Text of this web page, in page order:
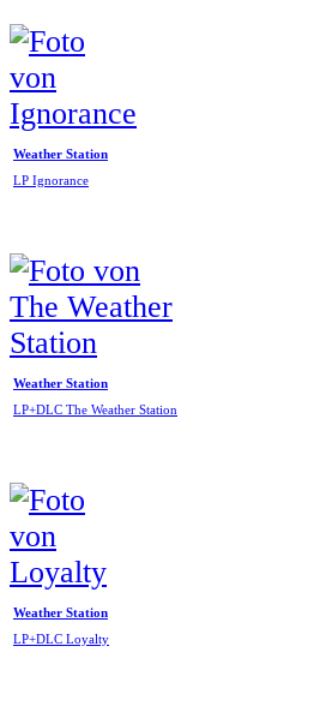
Weather Station
LP Ignorance
Weather Station
LP+DLC The Weather Station
Weather Station
LP+DLC Loyalty